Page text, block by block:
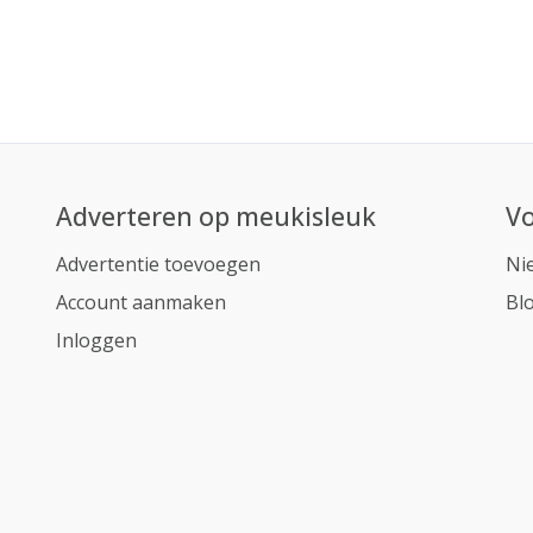
Adverteren op meukisleuk
Advertentie toevoegen
Account aanmaken
Inloggen